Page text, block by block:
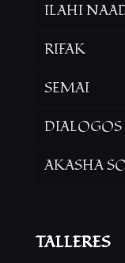
ILAHI
RIFAK
SEMAI
DIALOGOS
AKASHA
TALLERES